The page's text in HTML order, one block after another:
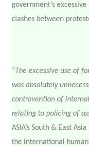
government’s
clashes between
“ The excessive use of
was absolutely
contravention of
relating to policing of
ASIA’s South & East
the international